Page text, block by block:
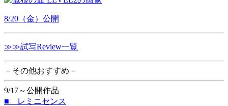
8/20（金）公開
≫≫試写Review一覧
－その他おすすめ－
9/17～公開作品
■ レミニセンス